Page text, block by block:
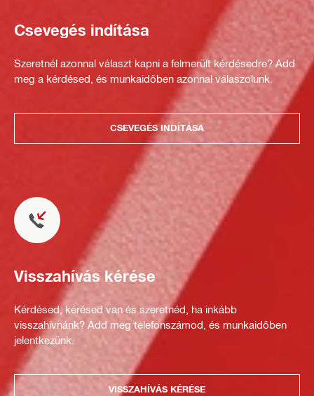
Csevegés indítása
Szeretnél azonnal választ kapni a felmerült kérdésedre? Add
meg a kérdésed, és munkaidőben azonnal válaszolunk.
CSEVEGÉS INDÍTÁSA
Visszahívás kérése
Kérdésed, kérésed van és szeretnéd, ha inkább
visszahívnánk? Add meg telefonszámod, és munkaidőben
jelentkezünk.
VISSZAHÍVÁS KÉRÉSE